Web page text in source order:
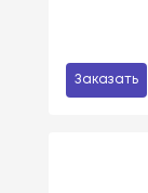
Заказать